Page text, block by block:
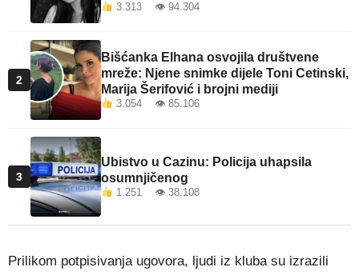
3.313 👁 94.304
2
Bišćanka Elhana osvojila društvene
mreže: Njene snimke dijele Toni Cetinski,
Marija Šerifović i brojni mediji
3.054 👁 85.106
3
Ubistvo u Cazinu: Policija uhapsila
osumnjičenog
1.251 👁 38.108
Prilikom potpisivanja ugovora, ljudi iz kluba su izrazili